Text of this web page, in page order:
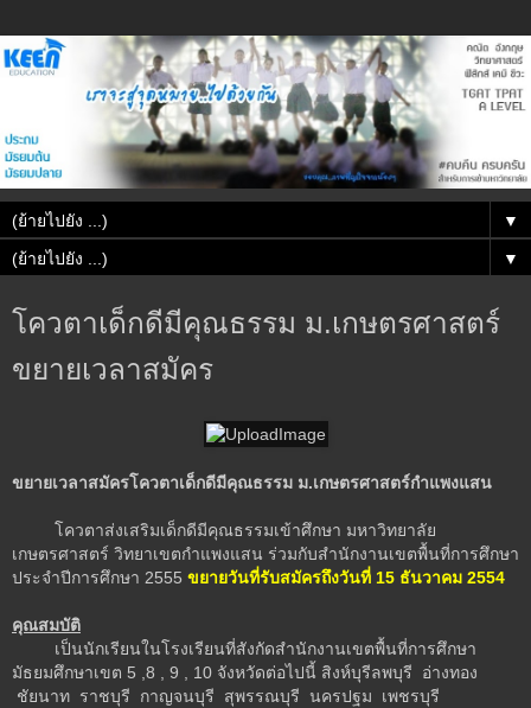
▼
▼
โควตาเด็กดีมีคุณธรรม ม.เกษตรศาสตร์
ขยายเวลาสมัคร
ขยายเวลาสมัครโควตาเด็กดีมีคุณธรรม ม.เกษตรศาสตร์กำแพงแสน
โควตาส่งเสริมเด็กดีมีคุณธรรมเข้าศึกษา มหาวิทยาลัย
เกษตรศาสตร์ วิทยาเขตกำแพงแสน ร่วมกับสำนักงานเขตพื้นที่การศึกษา
ประจำปีการศึกษา 2555 ขยายวันที่รับสมัครถึงวันที่ 15 ธันวาคม 2554
คุณสมบัติ
เป็นนักเรียนในโรงเรียนที่สังกัดสำนักงานเขตพื้นที่การศึกษา
มัธยมศึกษาเขต 5 ,8 , 9 , 10 จังหวัดต่อไปนี้ สิงห์บุรีลพบุรี อ่างทอง
ชัยนาท ราชบุรี กาญจนบุรี สุพรรณบุรี นครปฐม เพชรบุรี